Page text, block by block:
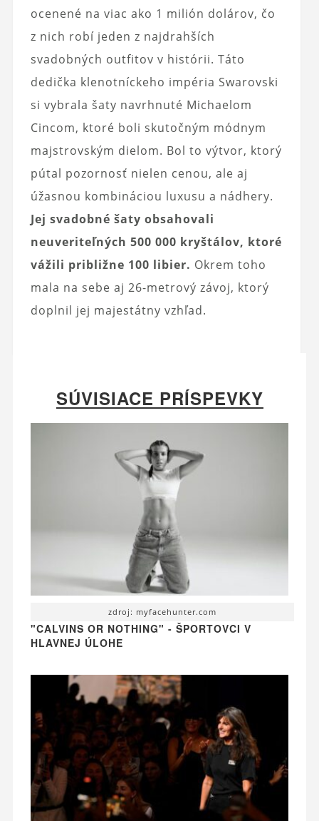
ocenené na viac ako 1 milión dolárov, čo
z nich robí jeden z najdrahších
svadobných outfitov v histórii. Táto
dedička klenotníckeho impéria Swarovski
si vybrala šaty navrhnuté Michaelom
Cincom, ktoré boli skutočným módnym
majstrovským dielom. Bol to výtvor, ktorý
pútal pozornosť nielen cenou, ale aj
úžasnou kombináciou luxusu a nádhery.
Jej svadobné šaty obsahovali
neuveriteľných 500 000 kryštálov, ktoré
vážili približne 100 libier. Okrem toho
mala na sebe aj 26-metrový závoj, ktorý
doplnil jej majestátny vzhľad.
SÚVISIACE PRÍSPEVKY
zdroj: myfacehunter.com
"CALVINS OR NOTHING" - ŠPORTOVCI V
HLAVNEJ ÚLOHE